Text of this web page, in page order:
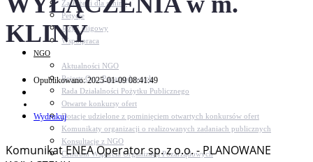
Zasłużeni dla gminy
Petycje
Język migowy
Współpraca
NGO
Aktualności NGO
Rejestr Org. Pozarządowych
Rada Działalności Pożytku Publicznego
Otwarte konkursy ofert
Dotacje udzielone z pominięciem otwartych konkursów ofert
Komunikaty organizacji o realizowanych zadaniach publicznych
Konsultacje z NGO
Centrum Wsparcia Organizacji Pozarządowych
KLINY
Opublikowano: 2025-01-09 08:41:49
Wydrukuj
Komunikat ENEA Operator sp. z o.o. - PLANOWANE